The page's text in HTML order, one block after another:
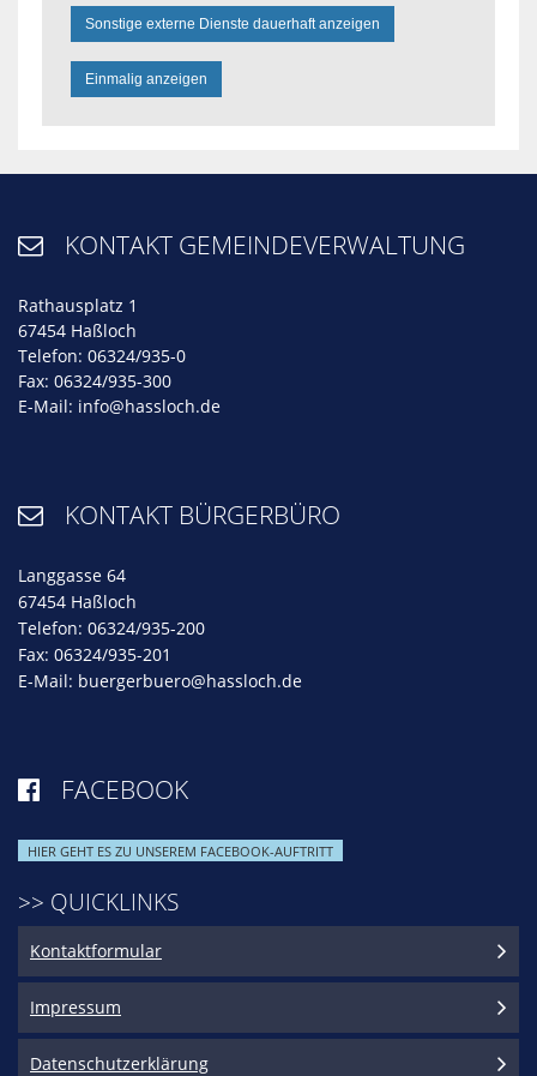
Sonstige externe Dienste dauerhaft anzeigen
Einmalig anzeigen
 KONTAKT GEMEINDEVERWALTUNG
Rathausplatz 1
67454 Haßloch
Telefon: 06324/935-0
Fax: 06324/935-300
E-Mail: info@hassloch.de
 KONTAKT BÜRGERBÜRO
Langgasse 64
67454 Haßloch
Telefon: 06324/935-200
Fax: 06324/935-201
E-Mail: buergerbuero@hassloch.de
 FACEBOOK
HIER GEHT ES ZU UNSEREM FACEBOOK-AUFTRITT
>> QUICKLINKS
Kontaktformular
Impressum
Datenschutzerklärung